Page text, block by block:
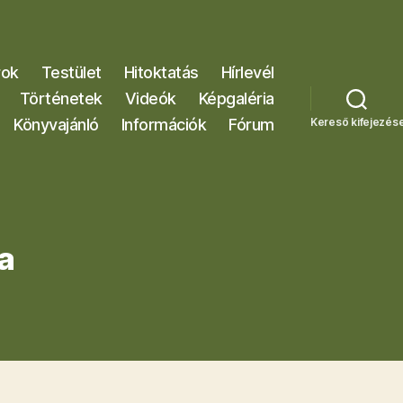
Testület Hitoktatás
Hírlevél
Történetek Videók
Képgaléria
Könyvajánló Információk Fórum Kereső